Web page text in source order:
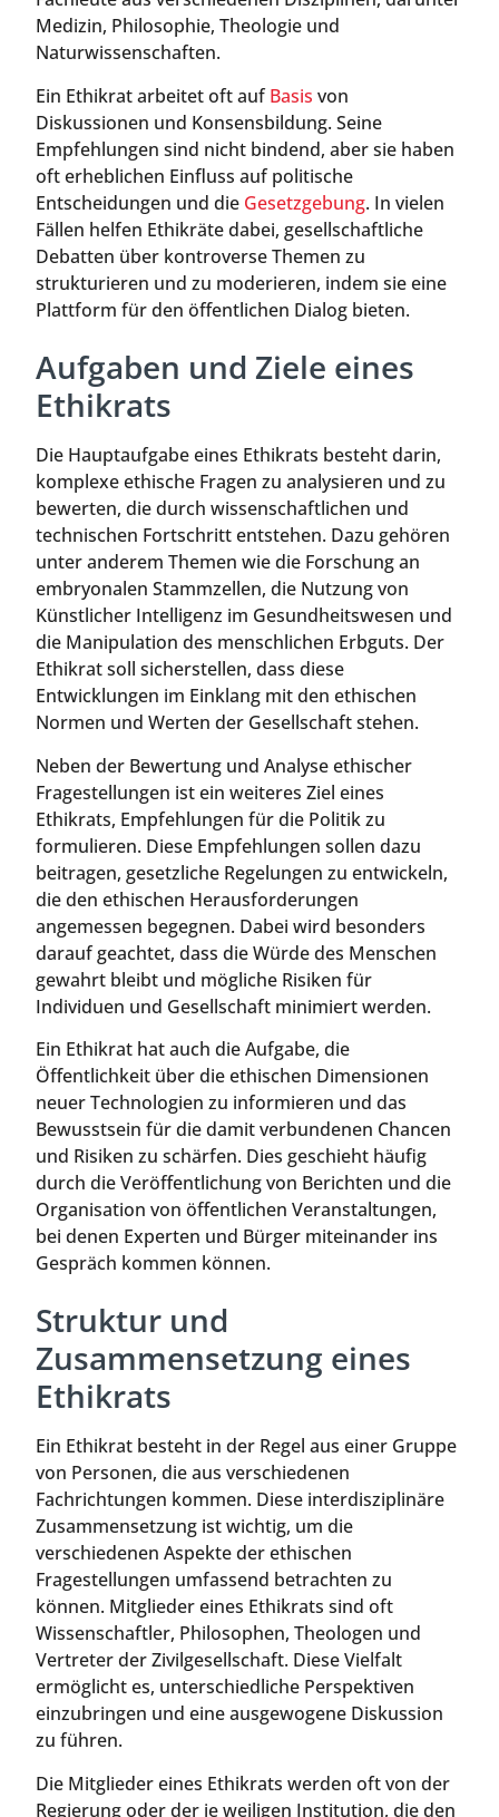
Medizin, Philosophie, Theologie und
Naturwissenschaften.
Ein Ethikrat arbeitet oft aufBasis von
Diskussionen und Konsensbildung. Seine
Empfehlungen sind nicht bindend, aber sie haben
oft erheblichen Einfluss auf politische
Entscheidungen und die Gesetzgebung. In vielen
Fällen helfen Ethikräte dabei, gesellschaftliche
Debatten über kontroverse Themen zu
strukturieren und zu moderieren, indem sie eine
Plattform für den öffentlichen Dialog bieten.
Aufgaben und Ziele eines
Ethikrats
Die Hauptaufgabe eines Ethikrats besteht darin,
komplexe ethische Fragen zu analysieren und zu
bewerten, die durch wissenschaftlichen und
technischen Fortschritt entstehen. Dazu gehören
unter anderem Themen wie die Forschung an
embryonalen Stammzellen, die Nutzung von
Künstlicher Intelligenz im Gesundheitswesen und
die Manipulation des menschlichen Erbguts. Der
Ethikrat soll sicherstellen, dass diese
Entwicklungen im Einklang mit den ethischen
Normen und Werten der Gesellschaft stehen.
Neben der Bewertung und Analyse ethischer
Fragestellungen ist ein weiteres Ziel eines
Ethikrats, Empfehlungen für die Politik zu
formulieren. Diese Empfehlungen sollen dazu
beitragen, gesetzliche Regelungen zu entwickeln,
die den ethischen Herausforderungen
angemessen begegnen. Dabei wird besonders
darauf geachtet, dass die Würde des Menschen
gewahrt bleibt und mögliche Risiken für
Individuen und Gesellschaft minimiert werden.
Ein Ethikrat hat auch die Aufgabe, die
Öffentlichkeit über die ethischen Dimensionen
neuer Technologien zu informieren und das
Bewusstsein für die damit verbundenen Chancen
und Risiken zu schärfen. Dies geschieht häufig
durch die Veröffentlichung von Berichten und die
Organisation von öffentlichen Veranstaltungen,
bei denen Experten und Bürger miteinander ins
Gespräch kommen können.
Struktur und
Zusammensetzung eines
Ethikrats
Ein Ethikrat besteht in der Regel aus einer Gruppe
von Personen, die aus verschiedenen
Fachrichtungen kommen. Diese interdisziplinäre
Zusammensetzung ist wichtig, um die
verschiedenen Aspekte der ethischen
Fragestellungen umfassend betrachten zu
können. Mitglieder eines Ethikrats sind oft
Wissenschaftler, Philosophen, Theologen und
Vertreter der Zivilgesellschaft. Diese Vielfalt
ermöglicht es, unterschiedliche Perspektiven
einzubringen und eine ausgewogene Diskussion
zu führen.
Die Mitglieder eines Ethikrats werden oft von der
Regierung oder der je weiligen Institution, die den